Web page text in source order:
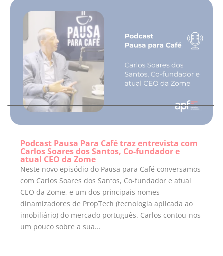
Podcast Pausa Para Café traz entrevista com
Carlos Soares dos Santos, Co-fundador e
atual CEO da Zome
Neste novo episódio do Pausa para Café conversamos
com Carlos Soares dos Santos, Co-fundador e atual
CEO da Zome, e um dos principais nomes
dinamizadores de PropTech (tecnologia aplicada ao
imobiliário) do mercado português. Carlos contou-nos
um pouco sobre a sua...